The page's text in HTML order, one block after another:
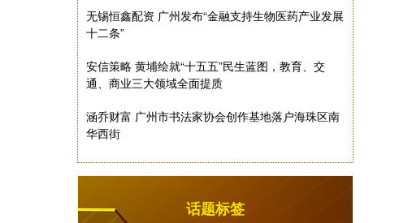
无锡恒鑫配资 广州发布“金融支持生物医药产业发展
十二条”
安信策略 黄埔绘就“十五五”民生蓝图，教育、交
通、商业三大领域全面提质
涵乔财富 广州市书法家协会创作基地落户海珠区南
华西街
话题标签